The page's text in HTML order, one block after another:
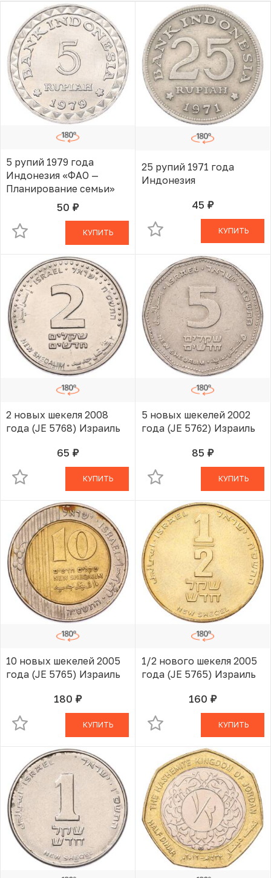
5 рупий 1979 года
Индонезия «ФАО —
Планирование семьи»
50 руб.В КОРЗИНЕ
КУПИТЬ
25 рупий 1971 года
Индонезия
45 руб.В КОРЗИНЕ
КУПИТЬ
2 новых шекеля 2008
года (JE 5768) Израиль
65 руб.В КОРЗИНЕ
КУПИТЬ
5 новых шекелей 2002
года (JE 5762) Израиль
85 руб.В КОРЗИНЕ
КУПИТЬ
10 новых шекелей 2005
года (JE 5765) Израиль
180 руб.
В КОРЗИНЕ
КУПИТЬ
1/2 нового шекеля 2005
года (JE 5765) Израиль
160 руб.В КОРЗИНЕ
КУПИТЬ